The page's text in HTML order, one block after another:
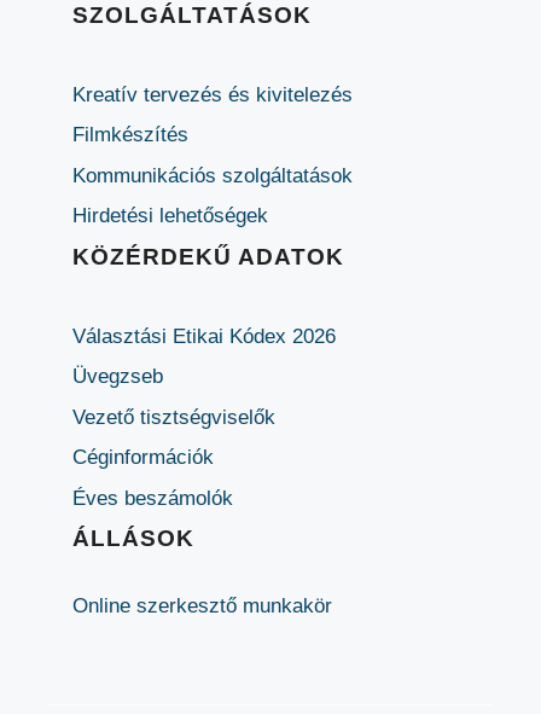
SZOLGÁLTATÁSOK
Kreatív tervezés és kivitelezés
Filmkészítés
Kommunikációs szolgáltatások
Hirdetési lehetőségek
KÖZÉRDEKŰ ADATOK
Választási Etikai Kódex 2026
Üvegzseb
Vezető tisztségviselők
Céginformációk
Éves beszámolók
ÁLLÁSOK
Online szerkesztő munkakör